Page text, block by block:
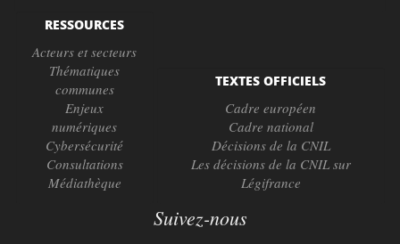
RESSOURCES
Acteurs et secteurs
Thématiques
communes
Enjeux
numériques
Cybersécurité
Consultations
Médiathèque
TEXTES OFFICIELS
Cadre européen
Cadre national
Décisions de la CNIL
Les décisions de la CNIL sur
Légifrance
Suivez-nous